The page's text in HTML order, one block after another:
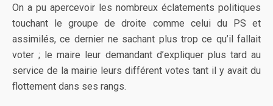
On a pu apercevoir les nombreux éclatements politiques
touchant le groupe de droite comme celui du PS et
assimilés, ce dernier ne sachant plus trop ce qu’il fallait
voter ; le maire leur demandant d’expliquer plus tard au
service de la mairie leurs différent votes tant il y avait du
flottement dans ses rangs.